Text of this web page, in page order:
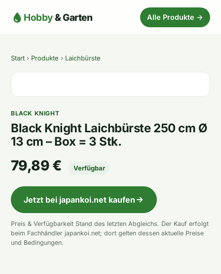
Hobby& Garten Alle Produkte →
Start › Produkte › Laichbürste
BLACK KNIGHT
Black Knight Laichbürste 250 cm Ø
13 cm – Box = 3 Stk.
79,89 € Verfügbar
Jetzt bei japankoi.net kaufen
Preis & Verfügbarkeit Stand des letzten Abgleichs. Der Kauf erfolgt
beim Fachhändler japankoi.net; dort gelten dessen aktuelle Preise
und Bedingungen.